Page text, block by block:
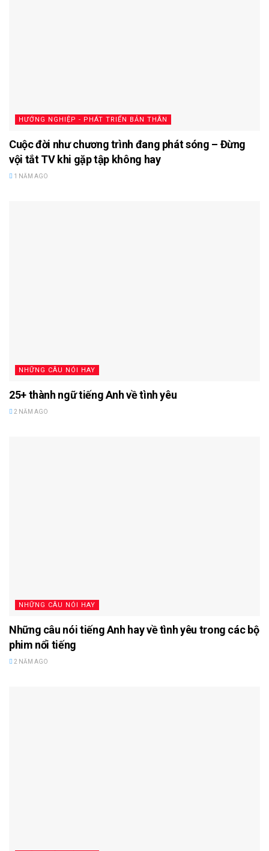
HƯỚNG NGHIỆP - PHÁT TRIỂN BẢN THÂN
Cuộc đời như chương trình đang phát sóng – Đừng
vội tắt TV khi gặp tập không hay
1 NĂM AGO
NHỮNG CÂU NÓI HAY
25+ thành ngữ tiếng Anh về tình yêu
2 NĂM AGO
NHỮNG CÂU NÓI HAY
Những câu nói tiếng Anh hay về tình yêu trong các bộ
phim nổi tiếng
2 NĂM AGO